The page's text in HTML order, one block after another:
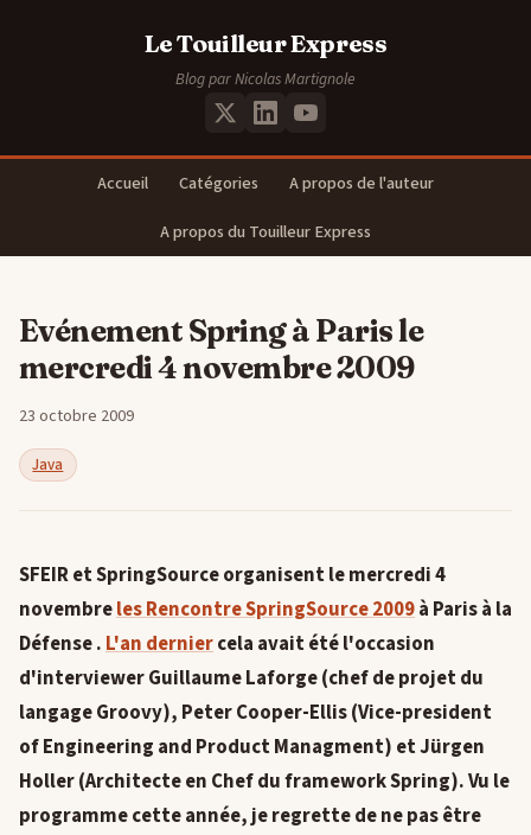
Le Touilleur Express
Blog par Nicolas Martignole
Accueil Catégories
A propos de l'auteur
A propos du Touilleur Express
Evénement Spring à Paris le
mercredi 4 novembre 2009
23 octobre 2009
Java
SFEIR et SpringSource organisent le mercredi 4
novembreles Rencontre SpringSource 2009à Paris à la
Défense .L'an derniercela avait été l'occasion
d'interviewer Guillaume Laforge (chef de projet du
langage Groovy), Peter Cooper-Ellis (Vice-president
of Engineering and Product Managment) et Jürgen
Holler (Architecte en Chef du framework Spring). Vu le
programme cette année, je regrette de ne pas être